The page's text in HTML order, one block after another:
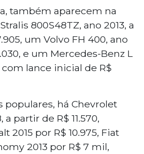
também aparecem na
800S48TZ, ano 2013, a
um Volvo FH 400, ano
e um Mercedes-Benz L
com lance inicial de R$
populares, há Chevrolet
a partir de R$ 11.570,
2015 por R$ 10.975, Fiat
2013 por R$ 7 mil,